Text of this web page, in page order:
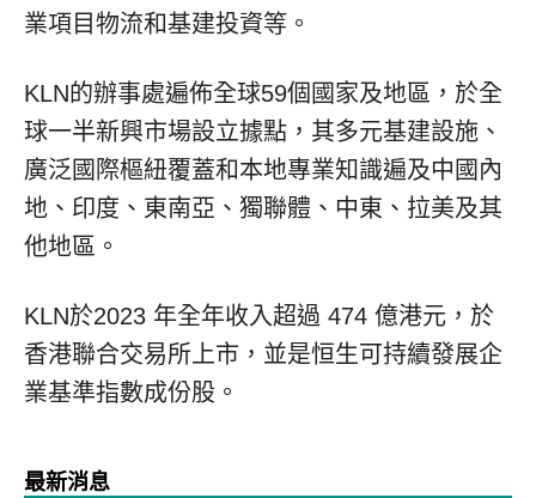
業項目物流和基建投資等。
KLN的辦事處遍佈全球59個國家及地區，於全
球一半新興市場設立據點，其多元基建設施、
廣泛國際樞紐覆蓋和本地專業知識遍及中國內
地、印度、東南亞、獨聯體、中東、拉美及其
他地區。
KLN於2023 年全年收入超過 474 億港元，於
香港聯合交易所上市，並是恒生可持續發展企
業基準指數成份股。
最新消息